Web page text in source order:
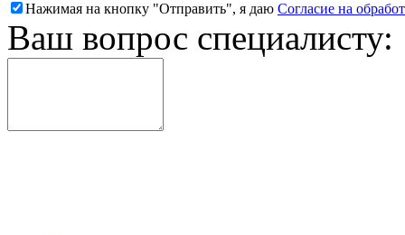
Нажимая на кнопку "Отправить", я даю Согласие на
Ваш вопрос специалисту: